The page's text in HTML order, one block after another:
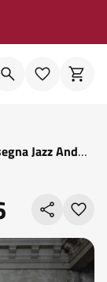
Jazz And